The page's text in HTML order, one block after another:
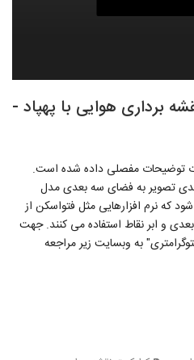
برداری هوایی با پهپاد -
توضیحات مفصلی داده شده است.
تصویر به فضای سه بعدی مدل
که نرم افزارهایی مثل فتواسکن از
و ابر نقاط استفاده می کنند. جهت
به وبسایت زیر مراجعه